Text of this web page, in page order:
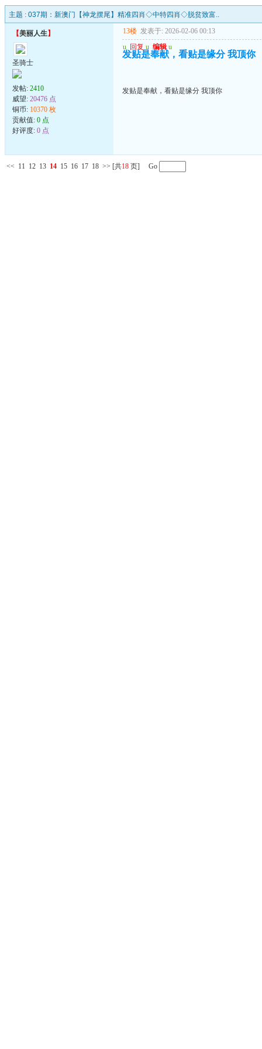
主题 : 037期：新澳门【神龙摆尾】精准四肖◇中特四肖◇脱贫致富..
【美丽人生】
圣骑士
发帖: 2410
威望: 20476 点
铜币: 10370 枚
贡献值: 0 点
好评度: 0 点
13楼 发表于: 2026-02-06 00:13
u 回复 u 编辑 u
发贴是奉献，看贴是缘分 我顶你
发贴是奉献，看贴是缘分 我顶你
<< 11 12 13 14 15 16 17 18 >> [共18 页] Go